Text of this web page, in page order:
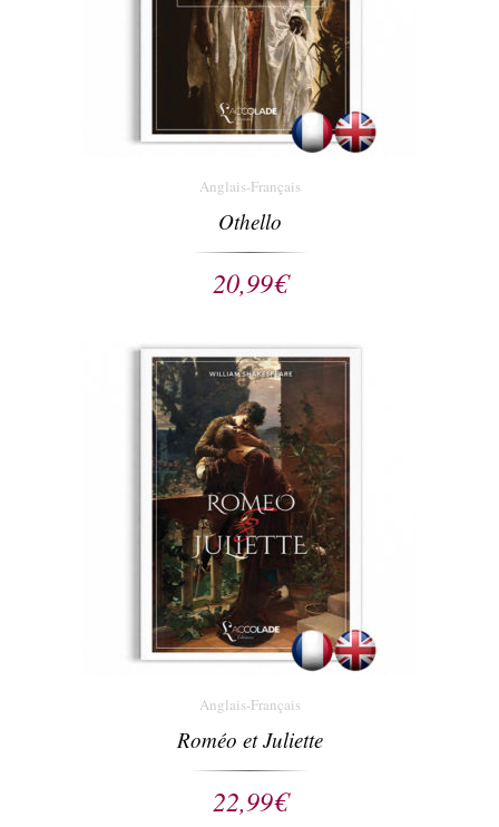
Anglais-Français
Othello
20,99€
Anglais-Français
Roméo et Juliette
22,99€